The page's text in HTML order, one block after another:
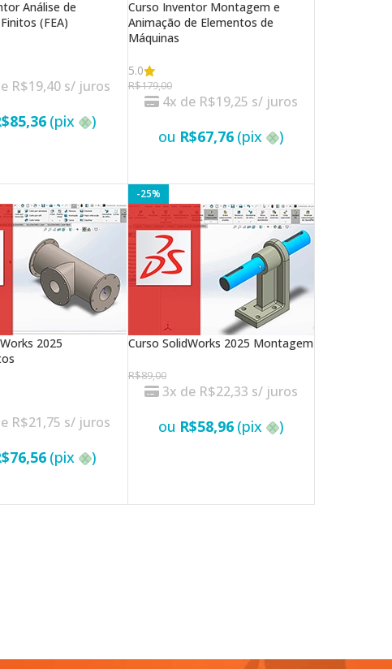
Análise de
(FEA)
R$19,40 s/ juros
85,36 (pix )
Curso Inventor Montagem e
Animação de Elementos de
Máquinas
5.0
R$179,00
4x de R$19,25 s/ juros
ou R$67,76 (pix )
2025
R$21,75 s/ juros
76,56 (pix )
-25%
Curso SolidWorks 2025 Montagem
R$89,00
3x de R$22,33 s/ juros
ou R$58,96 (pix )